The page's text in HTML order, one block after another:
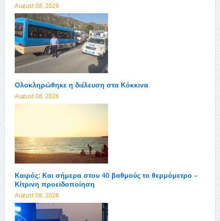
August 08, 2026
Ολοκληρώθηκε η διέλευση στα Κόκκινα
August 08, 2026
Καιρός: Και σήμερα στου 40 βαθμούς το θερμόμετρο –
Κίτρινη προειδοποίηση
August 08, 2026